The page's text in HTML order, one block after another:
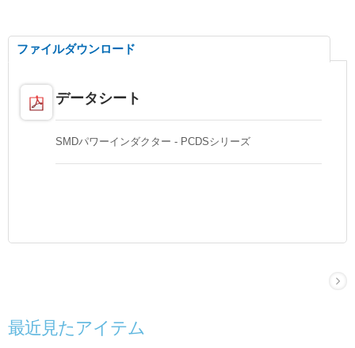
ファイルダウンロード
データシート
SMDパワーインダクター - PCDSシリーズ
最近見たアイテム